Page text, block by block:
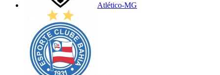
Atlético-MG